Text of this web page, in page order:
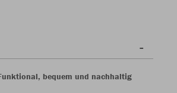
bequem und nachhaltig